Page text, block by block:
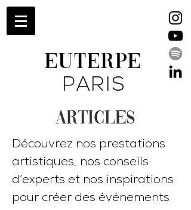
EUTERPE
PARIS
ARTICLES
Découvrez nos prestations
artistiques, nos conseils
d’experts et nos inspirations
pour créer des événements